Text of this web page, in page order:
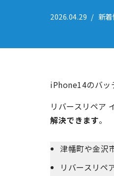
2026.04.29 新
iPhone14のバッ
リバースリペア
解決できます。
津幡町や金沢
リバースリペ